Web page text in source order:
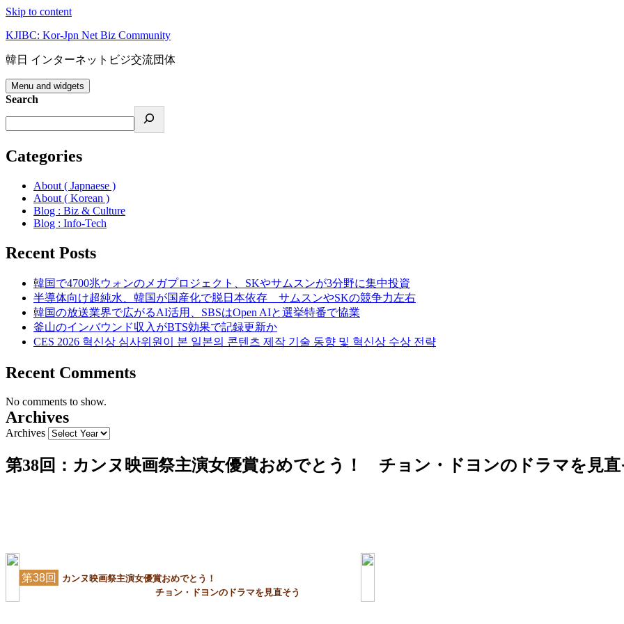
Skip to content
KJIBC: Kor-Jpn Net Biz Community
韓日 インターネットビジ交流団体
Menu and widgets
Search
Categories
About ( Japnaese )
About ( Korean )
Blog : Biz & Culture
Blog : Info-Tech
Recent Posts
韓国で4700兆ウォンのメガプロジェクト、SKやサムスンが3分野に集中投資
半導体向け超純水、韓国が国産化で脱日本依存 サムスンやSKの競争力左右
韓国の放送業界で広がるAI活用、SBSはOpen AIと選挙特番で協業
釜山のインバウンド収入がBTS効果で記録更新か
CES 2026 혁신상 심사위원이 본 일본의 콘텐츠 제작 기술 동향 및 혁신상 수상 전략
Recent Comments
No comments to show.
Archives
Archives
第38回：カンヌ映画祭主演女優賞おめでとう！ チョン・ドヨンのドラマを見
第38回
カンヌ映画祭主演女優賞おめでとう！
チョン・ドヨンのドラマを見直そう